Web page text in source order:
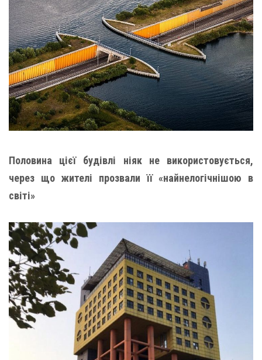
Половина цієї будівлі ніяк не використовується,
через що жителі прозвали її «найнелогічнішою в
світі»